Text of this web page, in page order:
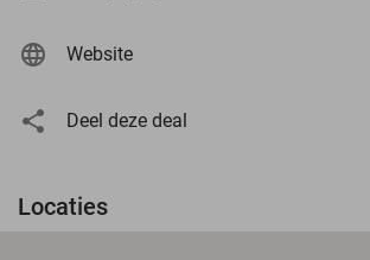
Website
Deel deze deal
Locaties